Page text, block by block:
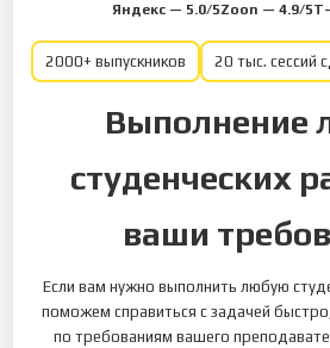
Яндекс — 5.0/5Zoon — 4.9/5
2000+ выпускников 20 тыс. сессий
Выполнение
студенческих
ваши
Если вам нужно выполнить любую
поможем справиться с задачей
по требованиям вашего